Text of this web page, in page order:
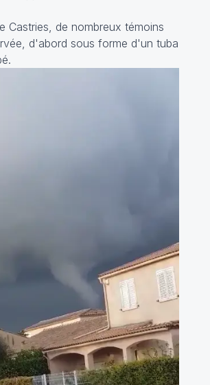
Castries, de nombreux témoins
d'abord sous forme d'un tuba